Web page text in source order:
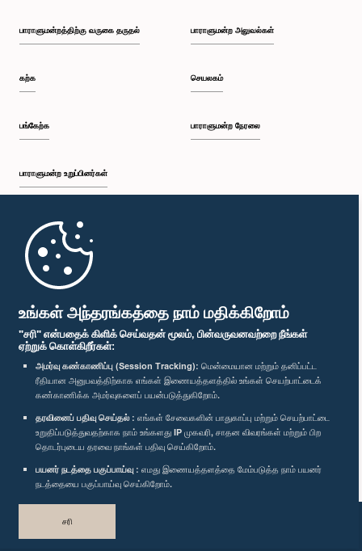
உங்கள் அந்தரங்கத்தை நாம் மதிக்கிறோம்
"சரி" என்பதைக் கிளிக் செய்வதன் மூலம், பின்வருவனவற்றை நீங்கள்
ஏற்றுக் கொள்கிறீர்கள்:
அமர்வு கண்காணிப்பு (Session Tracking): மென்மையான மற்றும் தனிப்பட்ட
ரீதியான அனுபவத்திற்காக எங்கள் இணையத்தளத்தில் உங்கள் செயற்பாட்டைக்
கண்காணிக்க அமர்வுகளைப் பயன்படுத்துகிறோம்.
தரவினைப் பதிவு செய்தல் : எங்கள் சேவைகளின் பாதுகாப்பு மற்றும் செயற்பாட்டை
உறுதிப்படுத்துவதற்காக நாம் உங்களது IP முகவரி, சாதன விவரங்கள் மற்றும் பிற
தொடர்புடைய தரவை நாங்கள் பதிவு செய்கிறோம்.
பயனர் நடத்தை பகுப்பாய்வு : எமது இணையத்தளத்தை மேம்படுத்த நாம் பயனர்
நடத்தையை பகுப்பாய்வு செய்கிறோம்.
சரி
பாராளுமன்றத்திற்கு வருகை தருதல்
கற்க
பங்கேற்க
பாராளுமன்ற உறுப்பினர்கள்
முதற்பக்கம்
பாராளுமன்ற அலுவல்கள்
செயலகம்
பாராளுமன்ற நேரலை
பாராளுமன்ற கையடக்க செயலி
எம்மை பின்தொடர்க :
விருதுகள்
தனியுரிமைக் கொள்கை